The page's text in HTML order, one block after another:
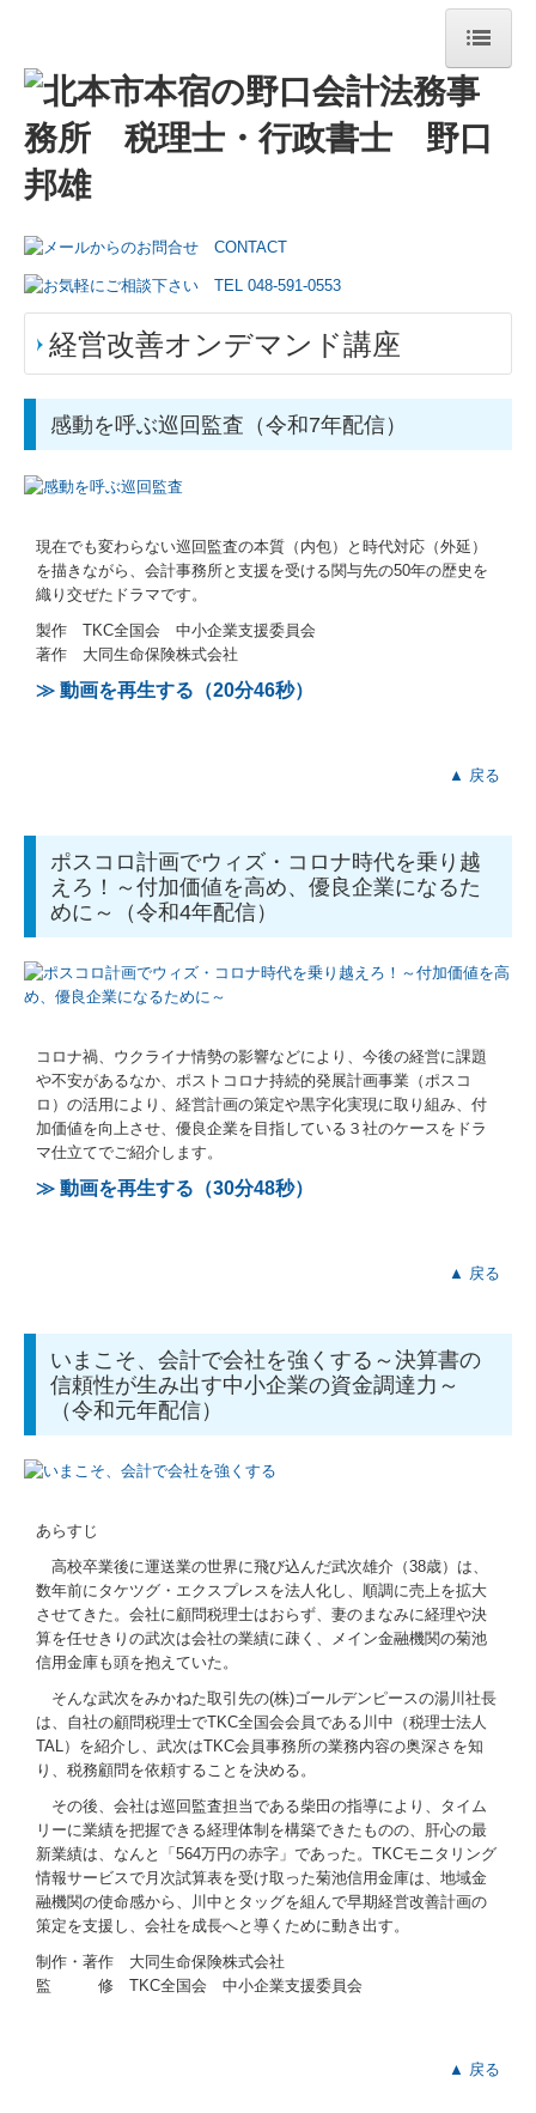
トップページ
事務所紹介
経営理念
交通案内
リンク集
業務案内
円満な相続・事業承継を支援
建設業用会計情報DB
経営者お役立ち情報
経営改善オンデマンド講座
補助金・助成金・融資情報
共済制度
小規模企業共済制度
中小企業退職金共済制度
国の共済制度活用コーナー
経営改善オンデマンド講座
感動を呼ぶ巡回監査（令和7年配信）
現在でも変わらない巡回監査の本質（内包）と時代対応（外延）
を描きながら、会計事務所と支援を受ける関与先の50年の歴史を
織り交ぜたドラマです。
製作 TKC全国会 中小企業支援委員会
著作 大同生命保険株式会社
≫ 動画を再生する（20分46秒）
▲ 戻る
ポスコロ計画でウィズ・コロナ時代を乗り越
えろ！～付加価値を高め、優良企業になるた
めに～（令和4年配信）
コロナ禍、ウクライナ情勢の影響などにより、今後の経営に課題
や不安があるなか、ポストコロナ持続的発展計画事業（ポスコ
ロ）の活用により、経営計画の策定や黒字化実現に取り組み、付
加価値を向上させ、優良企業を目指している３社のケースをドラ
マ仕立てでご紹介します。
≫ 動画を再生する（30分48秒）
▲ 戻る
いまこそ、会計で会社を強くする～決算書の
信頼性が生み出す中小企業の資金調達力～
（令和元年配信）
あらすじ
高校卒業後に運送業の世界に飛び込んだ武次雄介（38歳）は、
数年前にタケツグ・エクスプレスを法人化し、順調に売上を拡大
させてきた。会社に顧問税理士はおらず、妻のまなみに経理や決
算を任せきりの武次は会社の業績に疎く、メイン金融機関の菊池
信用金庫も頭を抱えていた。
そんな武次をみかねた取引先の(株)ゴールデンピースの湯川社長
は、自社の顧問税理士でTKC全国会会員である川中（税理士法人
TAL）を紹介し、武次はTKC会員事務所の業務内容の奥深さを知
り、税務顧問を依頼することを決める。
その後、会社は巡回監査担当である柴田の指導により、タイム
リーに業績を把握できる経理体制を構築できたものの、肝心の最
新業績は、なんと「564万円の赤字」であった。TKCモニタリング
情報サービスで月次試算表を受け取った菊池信用金庫は、地域金
融機関の使命感から、川中とタッグを組んで早期経営改善計画の
策定を支援し、会社を成長へと導くために動き出す。
制作・著作 大同生命保険株式会社
監 修 TKC全国会 中小企業支援委員会
▲ 戻る